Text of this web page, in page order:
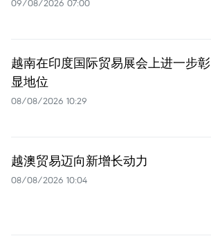
09/08/2026 07:00
越南在印度国际贸易展会上进一步彰
显地位
08/08/2026 10:29
越澳贸易迈向新增长动力
08/08/2026 10:04